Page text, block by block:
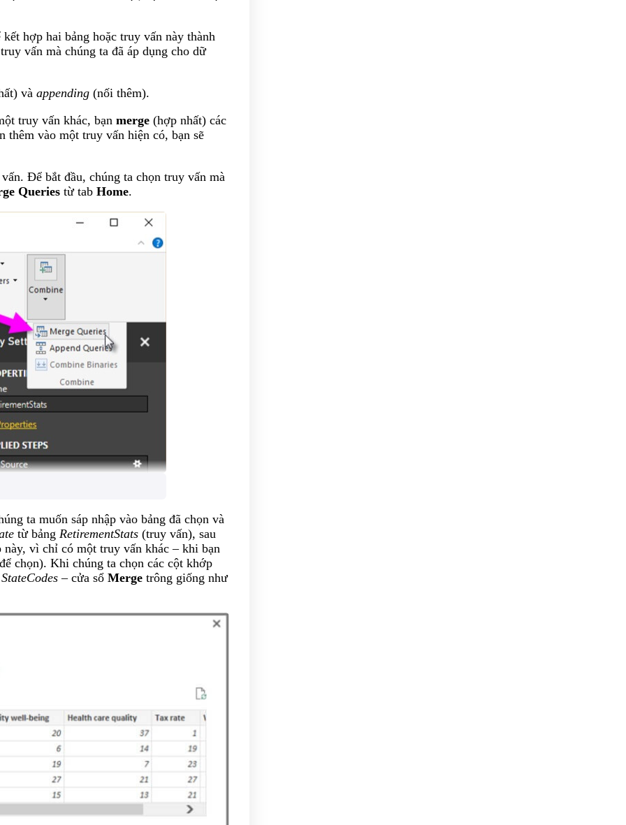
hợp hai bảng hoặc truy vấn này thành
vấn mà chúng ta đã áp dụng cho dữ
và appending (nối thêm).
truy vấn khác, bạn merge (hợp nhất) các
thêm vào một truy vấn hiện có, bạn sẽ
Để bắt đầu, chúng ta chọn truy vấn mà
Queries từ tab Home.
ta muốn sáp nhập vào bảng đã chọn và
từ bảng RetirementStats (truy vấn), sau
vì chỉ có một truy vấn khác – khi bạn
chọn). Khi chúng ta chọn các cột khớp
StateCodes – cửa sổ Merge trông giống như